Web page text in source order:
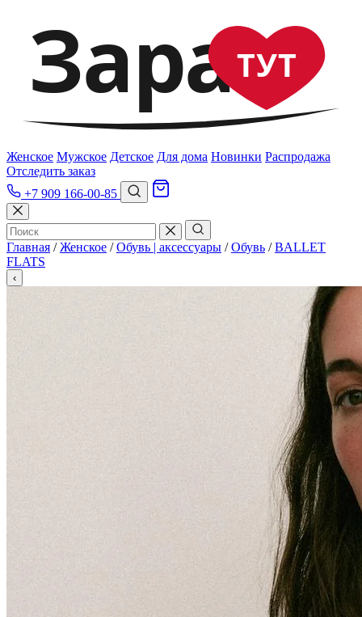
ЗараТУТ
Женское Мужское Детское Для дома Новинки Распродажа
Отследить заказ
+7 909 166-00-85
Главная / Женское / Обувь | аксессуары / Обувь / BALLET
FLATS
‹